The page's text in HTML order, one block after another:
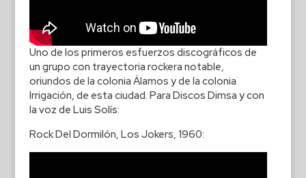
Uno de los primeros esfuerzos discográficos de
un grupo con trayectoria rockera notable,
oriundos de la colonia Álamos y de la colonia
Irrigación, de esta ciudad. Para Discos Dimsa y con
la voz de Luis Solís:
Rock Del Dormilón, Los Jokers, 1960: